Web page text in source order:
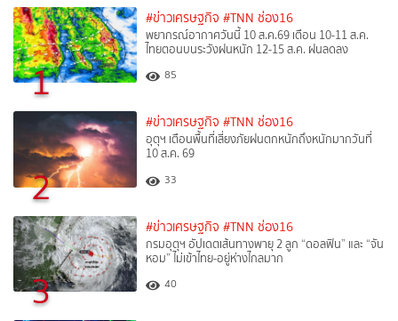
1
#ข่าวเศรษฐกิจ #TNN ช่อง16
พยากรณ์อากาศวันนี้ 10 ส.ค.69 เตือน 10-11 ส.ค.
ไทยตอนบนระวังฝนหนัก 12-15 ส.ค. ฝนลดลง
85
2
#ข่าวเศรษฐกิจ #TNN ช่อง16
อุตุฯ เตือนพื้นที่เสี่ยงภัยฝนตกหนักถึงหนักมากวันที่
10 ส.ค. 69
33
3
#ข่าวเศรษฐกิจ #TNN ช่อง16
กรมอุตุฯ อัปเดตเส้นทางพายุ 2 ลูก “ดอลฟิน” และ “จัน
หอม” ไม่เข้าไทย-อยู่ห่างไกลมาก
40